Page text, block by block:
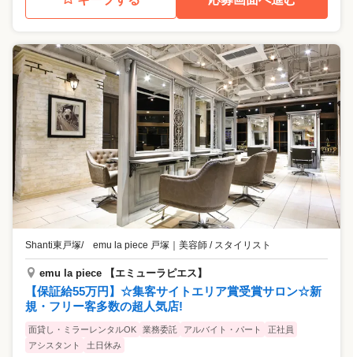
Shanti東戸塚/ emu la piece 戸塚 美容師 / スタイリスト
emu la piece 【エミューラピエス】
【保証給55万円】☆集客サイトエリア賞受賞サロン☆新
規・フリー客多数の超人気店!
面貸し・ミラーレンタルOK 業務委託 アルバイト・パート
正社員
アシスタント
土日休み